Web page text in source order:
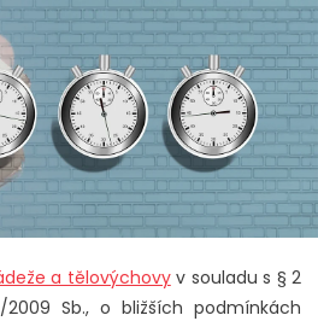
a tělovýchovyv souladu s § 2
Sb., o bližších podmínkách